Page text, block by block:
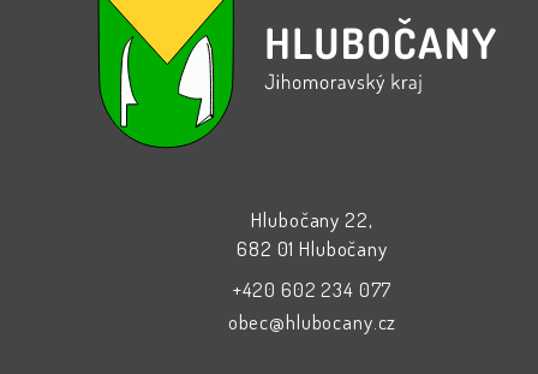
Hlubočany 22,
682 01 Hlubočany
+420 602 234 077
obec@hlubocany.cz